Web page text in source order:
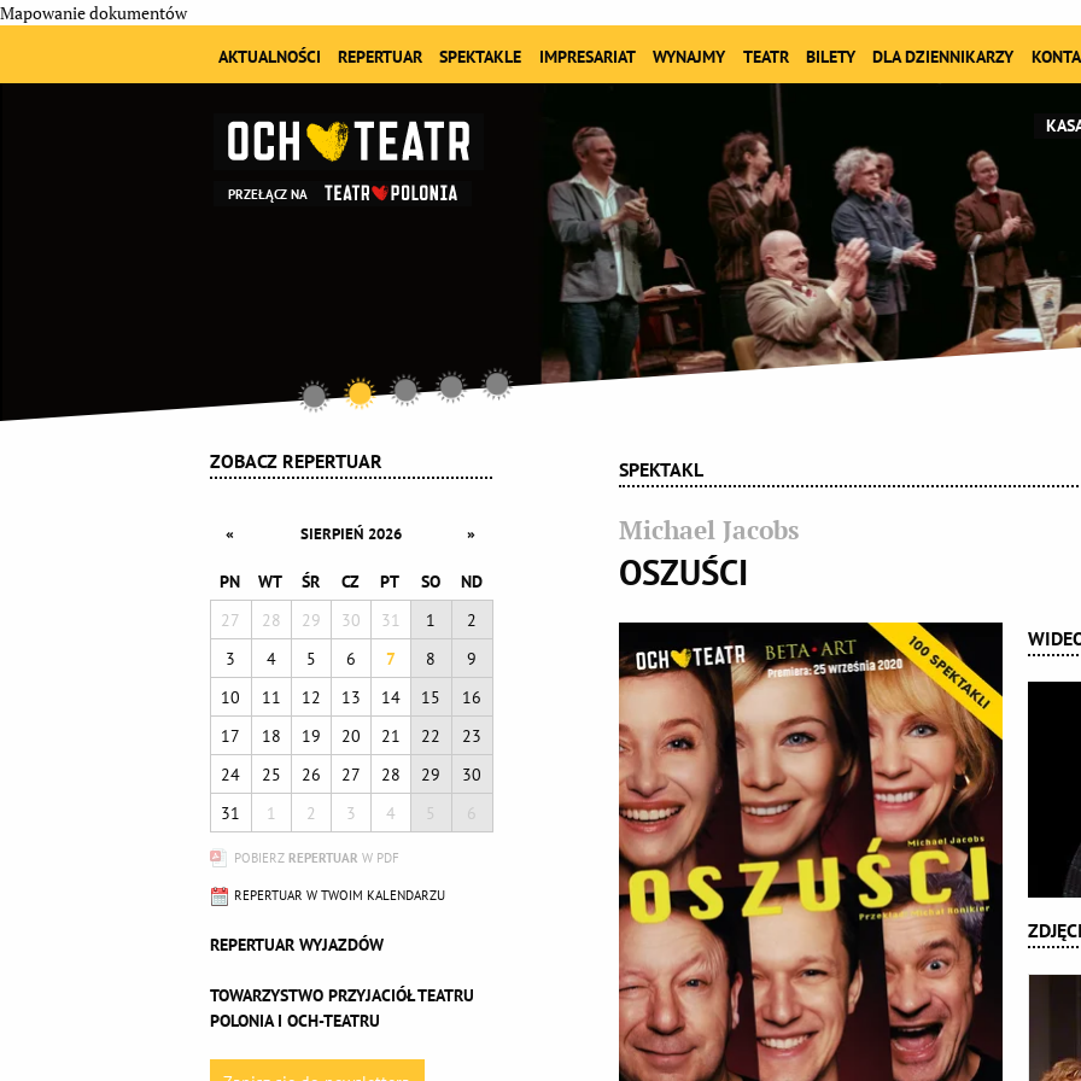
Mapowanie dokumentów
AKTUALNOŚCI REPERTUAR SPEKTAKLE IMPRESARIAT WYNAJMY TEATR BILETY DLA DZIENNIKARZY
PRZEŁĄCZ NA
ZOBACZ REPERTUAR
« SIERPIEŃ 2026 »
PN WT ŚR CZ PT SO
ND
27
28 29 30 31 1
2
3
4 5 6 7 8
9
10
11 12 13 14 15
16
17
18 19 20 21 22
23
24
25 26 27 28 29
30
31
1 2 3 4 5 6
POBIERZ REPERTUAR W PDF
REPERTUAR W TWOIM KALENDARZU
REPERTUAR WYJAZDÓW
TOWARZYSTWO PRZYJACIÓŁ TEATRU
POLONIA I OCH-TEATRU
SPEKTAKL
Michael Jacobs
OSZUŚCI